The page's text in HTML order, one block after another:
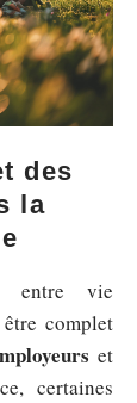
des
la
entre vie
complet
et
certaines